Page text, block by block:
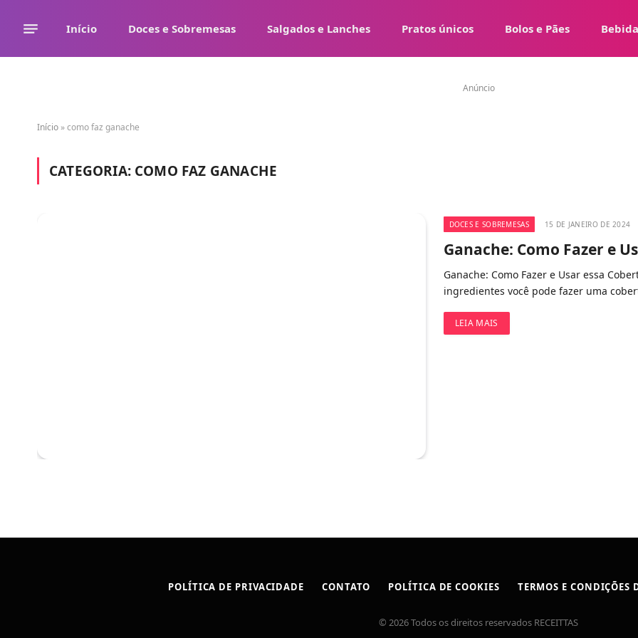
Início Doces e Sobremesas Salgados e Lanches Pratos únicos Bolos e Pães
Anúncio
Início »como faz ganache
CATEGORIA: COMO FAZ GANACHE
DOCES E SOBREMESAS 15 DE JANEIRO DE 2024
Ganache: Como Fazer e
Ganache: Como Fazer e Usar essa
ingredientes você pode fazer uma
LEIA MAIS
POLÍTICA DE PRIVACIDADE CONTATO POLÍTICA DE COOKIES TERMOS E CONDIÇÕES
© 2026 Todos os direitos reservados RECEITTAS